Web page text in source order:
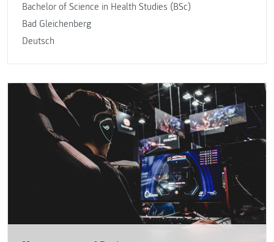
Bachelor of Science in Health Studies (BSc)
Bad Gleichenberg
Deutsch